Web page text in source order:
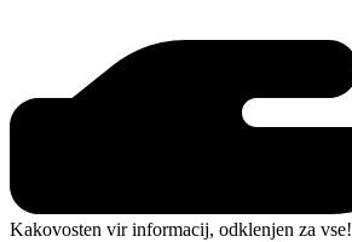
Kakovosten vir informacij, odklenjen za vse!